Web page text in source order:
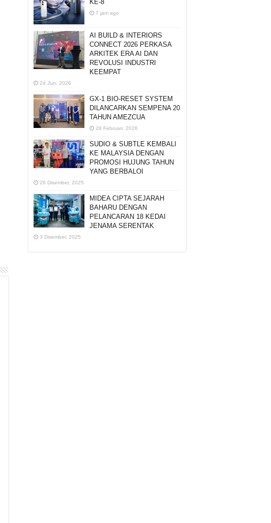
KE-8
7 jam ago
AI BUILD & INTERIORS
CONNECT 2026 PERKASA
ARKITEK ERA AI DAN
REVOLUSI INDUSTRI
KEEMPAT
24 Jun, 2026
GX-1 BIO-RESET SYSTEM
DILANCARKAN SEMPENA 20
TAHUN AMEZCUA
28 Februari, 2026
SUDIO & SUBTLE KEMBALI
KE MALAYSIA DENGAN
PROMOSI HUJUNG TAHUN
YANG BERBALOI
26 Disember, 2025
MIDEA CIPTA SEJARAH
BAHARU DENGAN
PELANCARAN 18 KEDAI
JENAMA SERENTAK
3 Disember, 2025